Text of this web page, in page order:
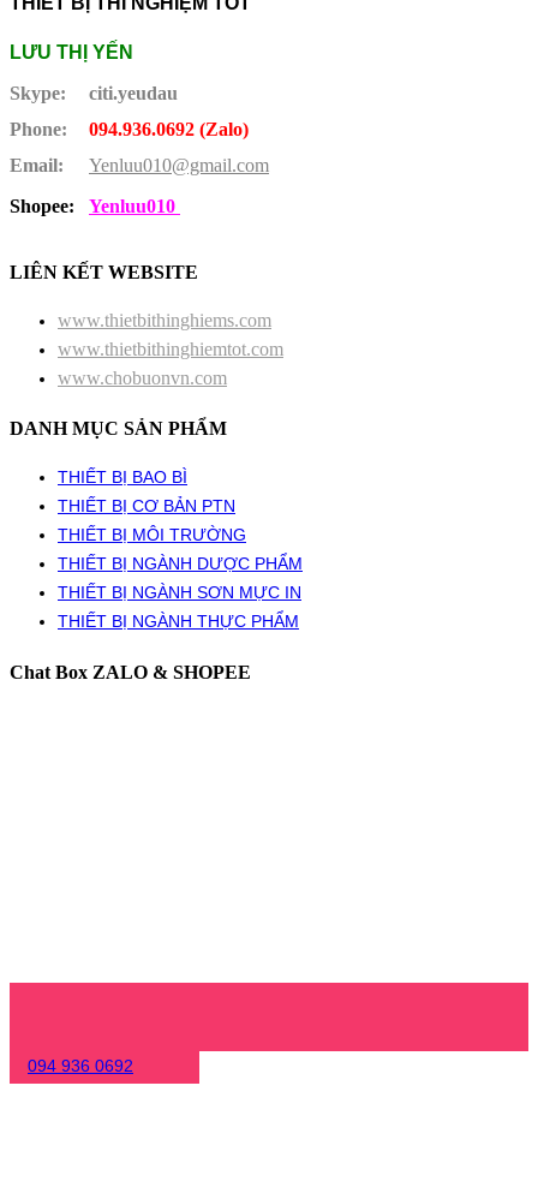
LƯU THỊ YẾN
Skype:
citi.yeudau
Phone:
094.936.0692 (Zalo)
Email:
Yenluu010@gmail.com
Shopee:
Yenluu010
LIÊN KẾT WEBSITE
www.thietbithinghiems.com
www.thietbithinghiemtot.com
www.chobuonvn.com
DANH MỤC SẢN PHẨM
THIẾT BỊ BAO BÌ
THIẾT BỊ CƠ BẢN PTN
THIẾT BỊ MÔI TRƯỜNG
THIẾT BỊ NGÀNH DƯỢC PHẨM
THIẾT BỊ NGÀNH SƠN MỰC IN
THIẾT BỊ NGÀNH THỰC PHẨM
Chat Box ZALO & SHOPEE
094 936 0692